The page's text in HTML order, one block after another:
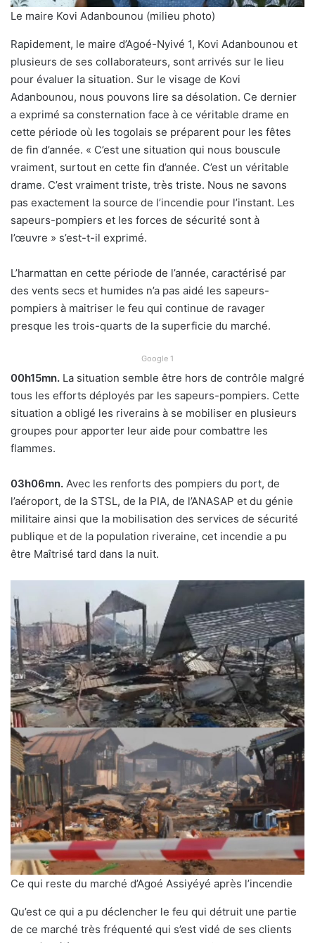
Le maire Kovi Adanbounou (milieu photo)
Rapidement, le maire d’Agoé-Nyivé 1, Kovi Adanbounou et
plusieurs de ses collaborateurs, sont arrivés sur le lieu
pour évaluer la situation. Sur le visage de Kovi
Adanbounou, nous pouvons lire sa désolation. Ce dernier
a exprimé sa consternation face à ce véritable drame en
cette période où les togolais se préparent pour les fêtes
de fin d’année. « C’est une situation qui nous bouscule
vraiment, surtout en cette fin d’année. C’est un véritable
drame. C’est vraiment triste, très triste. Nous ne savons
pas exactement la source de l’incendie pour l’instant. Les
sapeurs-pompiers et les forces de sécurité sont à
l’œuvre » s’est-t-il exprimé.
L’harmattan en cette période de l’année, caractérisé par
des vents secs et humides n’a pas aidé les sapeurs-
pompiers à maitriser le feu qui continue de ravager
presque les trois-quarts de la superficie du marché.
Google 1
00h15mn. La situation semble être hors de contrôle malgré
tous les efforts déployés par les sapeurs-pompiers. Cette
situation a obligé les riverains à se mobiliser en plusieurs
groupes pour apporter leur aide pour combattre les
flammes.
03h06mn. Avec les renforts des pompiers du port, de
l’aéroport, de la STSL, de la PIA, de l’ANASAP et du génie
militaire ainsi que la mobilisation des services de sécurité
publique et de la population riveraine, cet incendie a pu
être Maîtrisé tard dans la nuit.
Ce qui reste du marché d’Agoé Assiyéyé après l’incendie
Qu’est ce qui a pu déclencher le feu qui détruit une partie
de ce marché très fréquenté qui s’est vidé de ses clients